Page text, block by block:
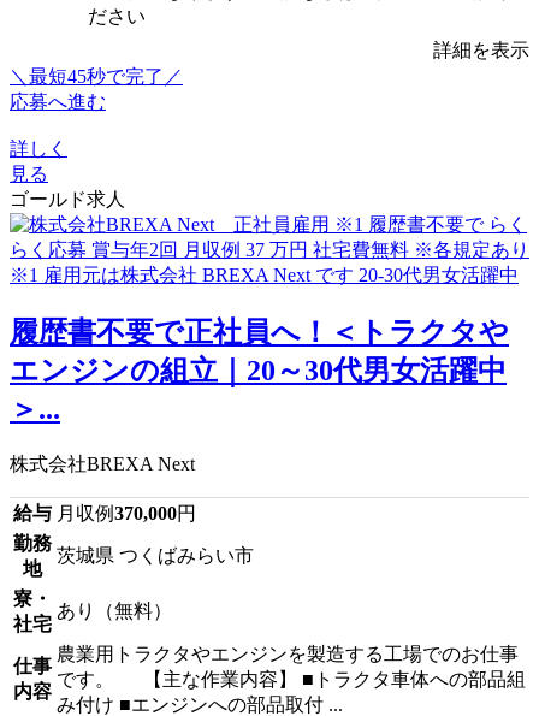
ださい
詳細を表示
＼最短45秒で完了／
応募へ進む
詳しく
見る
ゴールド求人
履歴書不要で正社員へ！＜トラクタや
エンジンの組立｜20～30代男女活躍中
＞...
株式会社BREXA Next
給与 月収例370,000円
勤務
地
茨城県 つくばみらい市
寮・
社宅
あり（無料）
仕事
内容
農業用トラクタやエンジンを製造する工場でのお仕事
です。 【主な作業内容】 ■トラクタ車体への部品組
み付け ■エンジンへの部品取付 ...